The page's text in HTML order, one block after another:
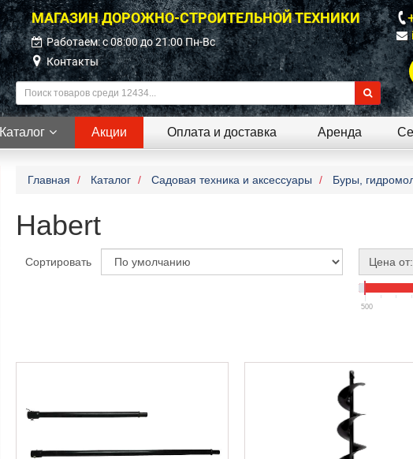
МАГАЗИН ДОРОЖНО-СТРОИТЕЛЬНОЙ ТЕХНИКИ
Работаем: c 08:00 до 21:00 Пн-Вс
Контакты
Каталог Акции Оплата и доставка Аренда
Главная Каталог Садовая техника и аксессуары Буры,
Habert
Сортировать Цена от:
500